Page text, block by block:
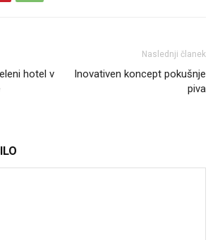
hotel v
Naslednji članek
Inovativen koncept pokušnje
piva